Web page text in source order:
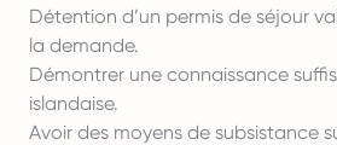
Détention d’un permis de séjour
la demande.
Démontrer une connaissance
islandaise.
Avoir des moyens de subsistance